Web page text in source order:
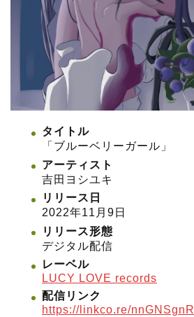
タイトル
「ブルーベリーガール」
アーティスト
吉田ヨシユキ
リリース日
2022年11月9日
リリース形態
デジタル配信
レーベル
LUCY LOVE records
配信リンク
https://linkco.re/nnGNSgnR